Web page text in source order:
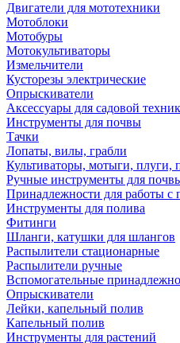
Двигатели для мототехники
Мотоблоки
Мотобуры
Мотокультиваторы
Измельчители
Кусторезы электрические
Опрыскиватели
Аксессуары для садовой
Инструменты для почвы
Тачки
Лопаты, вилы, грабли
Культиваторы, мотыги, плуги,
Ручные инструменты для
Принадлежности для работы с
Инструменты для полива
Фитинги
Шланги, катушки для шлангов
Распылители стационарные
Распылители ручные
Вспомогательные
Опрыскиватели
Лейки, капельный полив
Капельный полив
Инструменты для растений